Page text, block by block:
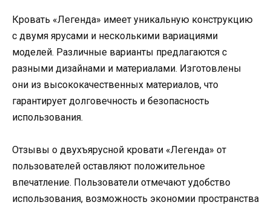
Кровать «Легенда» имеет уникальную конструкцию
с двумя ярусами и несколькими вариациями
моделей. Различные варианты предлагаются с
разными дизайнами и материалами. Изготовлены
они из высококачественных материалов, что
гарантирует долговечность и безопасность
использования.
Отзывы о двухъярусной кровати «Легенда» от
пользователей оставляют положительное
впечатление. Пользователи отмечают удобство
использования, возможность экономии пространства